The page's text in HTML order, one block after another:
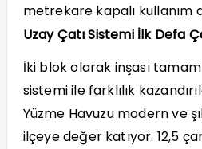
metrekare kapalı kullanım
Uzay Çatı Sistemi İlk Defa
İki blok olarak inşası
sistemi ile farklılık
Yüzme Havuzu modern ve
ilçeye değer katıyor. 12,5